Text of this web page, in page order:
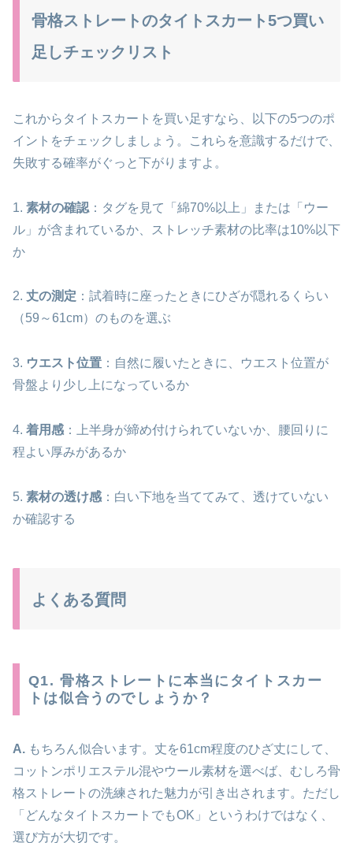
骨格ストレートのタイトスカート5つ買い
足しチェックリスト
これからタイトスカートを買い足すなら、以下の5つのポ
イントをチェックしましょう。これらを意識するだけで、
失敗する確率がぐっと下がりますよ。
1. 素材の確認 ：タグを見て「綿70%以上」または「ウー
ル」が含まれているか、ストレッチ素材の比率は10%以下
か
2. 丈の測定 ：試着時に座ったときにひざが隠れるくらい
（59～61cm）のものを選ぶ
3. ウエスト位置 ：自然に履いたときに、ウエスト位置が
骨盤より少し上になっているか
4. 着用感 ：上半身が締め付けられていないか、腰回りに
程よい厚みがあるか
5. 素材の透け感 ：白い下地を当ててみて、透けていない
か確認する
よくある質問
Q1. 骨格ストレートに本当にタイトスカー
トは似合うのでしょうか？
A. もちろん似合います。丈を61cm程度のひざ丈にして、
コットンポリエステル混やウール素材を選べば、むしろ骨
格ストレートの洗練された魅力が引き出されます。ただし
「どんなタイトスカートでもOK」というわけではなく、
選び方が大切です。